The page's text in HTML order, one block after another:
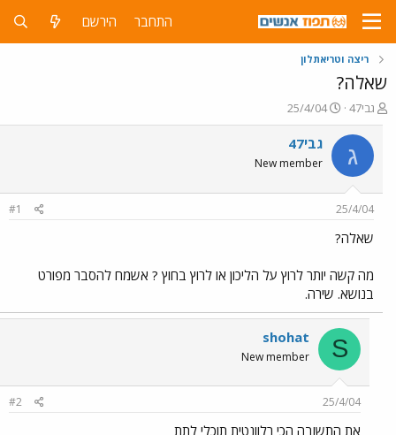
התחבר הירשם
ריצה וטריאתלון
שאלה?
פ
ו
ת
ח
ה
ש
א
גבי47
פ
ו
ר
25/4/04
ג גבי47
New member
25/4/04
#1
שאלה?
מה קשה יותר לרוץ על הליכון או לרוץ בחוץ ? אשמח להסבר מפורט
בנושא. שירה.
S
shohat
New member
25/4/04
#2
את התשובה הכי רלוונטית תוכלי לתת